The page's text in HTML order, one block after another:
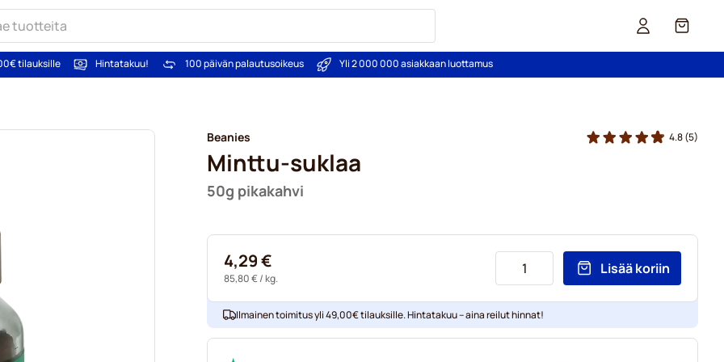
Kori
tilauksille Hintatakuu! 100 päivän palautusoikeus Yli 2 000 000 asiakkaan luottamus
Beanies
Minttu-suklaa
50g pikakahvi
4.8(5)
4,29 €
85,80 €/ kg.
Lisää koriin
Ilmainen toimitus yli 49,00€ tilauksille. Hintatakuu – aina reilut hinnat!